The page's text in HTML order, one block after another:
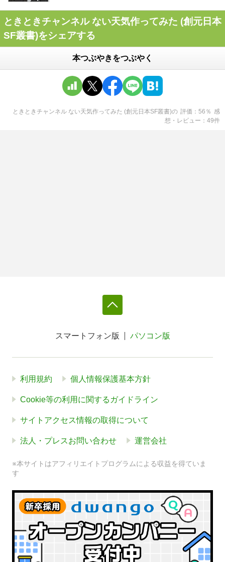
ときときチャンネル ない天気作ってみた (創元日本
SF叢書)をシェアする
本つぶやきをつぶやく
ときときチャンネル ない天気作ってみた (創元日本SF叢書)の 評価 56 ％ 感
想・レビュー
49件
スマートフォン版 パソコン版
利用規約 個人情報保護基本方針
Cookie等の利用に関するガイドライン
サイトアクセス情報の取得について
法人・プレスお問い合わせ 運営会社
※本サイトはアフィリエイトプログラムによる収益を得ていま
す